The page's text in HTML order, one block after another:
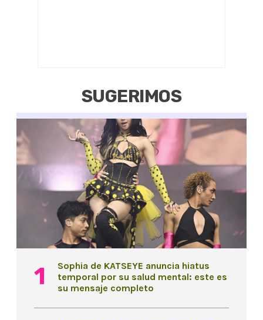
SUGERIMOS
Sophia de KATSEYE anuncia hiatus
temporal por su salud mental: este es
su mensaje completo